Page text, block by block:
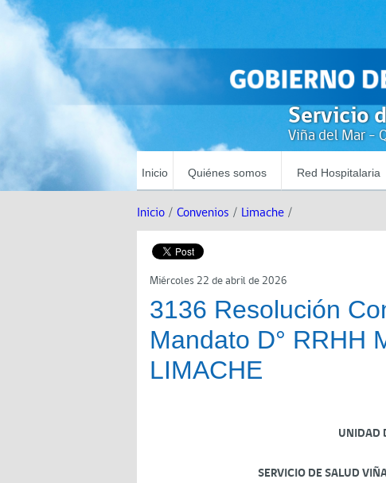
Servicio
Viña del Mar -
Inicio Quiénes somos Red Hospitalaria
Inicio / Convenios / Limache /
Miércoles 22 de abril de 2026
3136 Resolución
Mandato D° RRHH
LIMACHE
UNIDAD
SERVICIO DE SALUD